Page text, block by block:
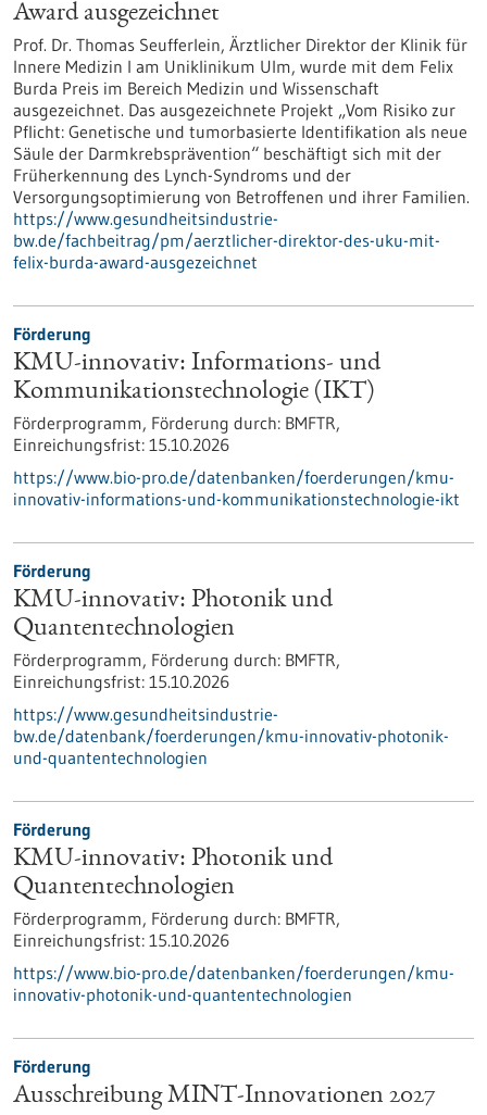
Award ausgezeichnet
Prof. Dr. Thomas Seufferlein, Ärztlicher Direktor der Klinik für
Innere Medizin I am Uniklinikum Ulm, wurde mit dem Felix
Burda Preis im Bereich Medizin und Wissenschaft
ausgezeichnet. Das ausgezeichnete Projekt „Vom Risiko zur
Pflicht: Genetische und tumorbasierte Identifikation als neue
Säule der Darmkrebsprävention“ beschäftigt sich mit der
Früherkennung des Lynch-​Syndroms und der
Versorgungsoptimierung von Betroffenen und ihrer Familien.
https://www.gesundheitsindustrie-
bw.de/fachbeitrag/pm/aerztlicher-direktor-des-uku-mit-
felix-burda-award-ausgezeichnet
Förderung
KMU-innovativ: Informations- und
Kommunikationstechnologie (IKT)
Förderprogramm, Förderung durch: BMFTR,
Einreichungsfrist: 15.10.2026
https://www.bio-pro.de/datenbanken/foerderungen/kmu-
innovativ-informations-und-kommunikationstechnologie-ikt
Förderung
KMU-innovativ: Photonik und
Quantentechnologien
Förderprogramm, Förderung durch: BMFTR,
Einreichungsfrist: 15.10.2026
https://www.gesundheitsindustrie-
bw.de/datenbank/foerderungen/kmu-innovativ-photonik-
und-quantentechnologien
Förderung
KMU-innovativ: Photonik und
Quantentechnologien
Förderprogramm, Förderung durch: BMFTR,
Einreichungsfrist: 15.10.2026
https://www.bio-pro.de/datenbanken/foerderungen/kmu-
innovativ-photonik-und-quantentechnologien
Förderung
Ausschreibung MINT-Innovationen 2027